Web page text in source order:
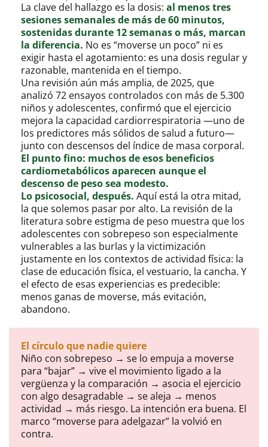
La clave del hallazgo es la dosis: al menos tres
sesiones semanales de más de 60 minutos,
sostenidas durante 12 semanas o más, marcan
la diferencia. No es “moverse un poco” ni es
exigir hasta el agotamiento: es una dosis regular y
razonable, mantenida en el tiempo.
Una revisión aún más amplia, de 2025, que
analizó 72 ensayos controlados con más de 5.300
niños y adolescentes, confirmó que el ejercicio
mejora la capacidad cardiorrespiratoria —uno de
los predictores más sólidos de salud a futuro—
junto con descensos del índice de masa corporal.
El punto fino: muchos de esos beneficios
cardiometabólicos aparecen aunque el
descenso de peso sea modesto.
Lo psicosocial, después. Aquí está la otra mitad,
la que solemos pasar por alto. La revisión de la
literatura sobre estigma de peso muestra que los
adolescentes con sobrepeso son especialmente
vulnerables a las burlas y la victimización
justamente en los contextos de actividad física: la
clase de educación física, el vestuario, la cancha. Y
el efecto de esas experiencias es predecible:
menos ganas de moverse, más evitación,
abandono.
El círculo que nadie quiere
Niño con sobrepeso → se lo empuja a moverse
para “bajar” → vive el movimiento ligado a la
vergüenza y la comparación → asocia el ejercicio
con algo desagradable → se aleja → menos
actividad → más riesgo. La intención era buena. El
marco “moverse para adelgazar” la volvió en
contra.